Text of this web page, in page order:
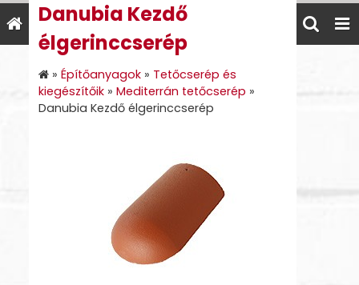
Danubia Kezdő
élgerinccserép
» Építőanyagok » Tetőcserép és
kiegészítőik » Mediterrán tetőcserép »
Danubia Kezdő élgerinccserép